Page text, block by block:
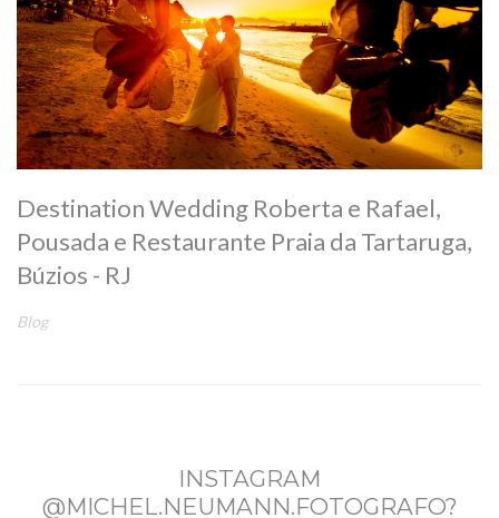
Destination Wedding Roberta e Rafael,
Pousada e Restaurante Praia da Tartaruga,
Búzios - RJ
Blog
INSTAGRAM
@MICHEL.NEUMANN.FOTOGRAFO?